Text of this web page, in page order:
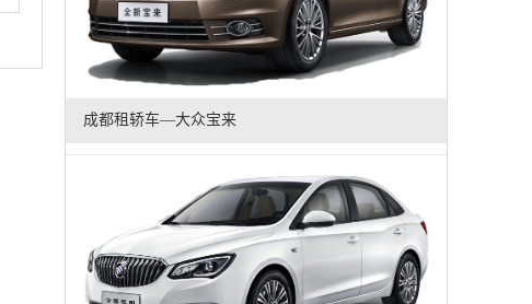
成都租轿车—大众宝来